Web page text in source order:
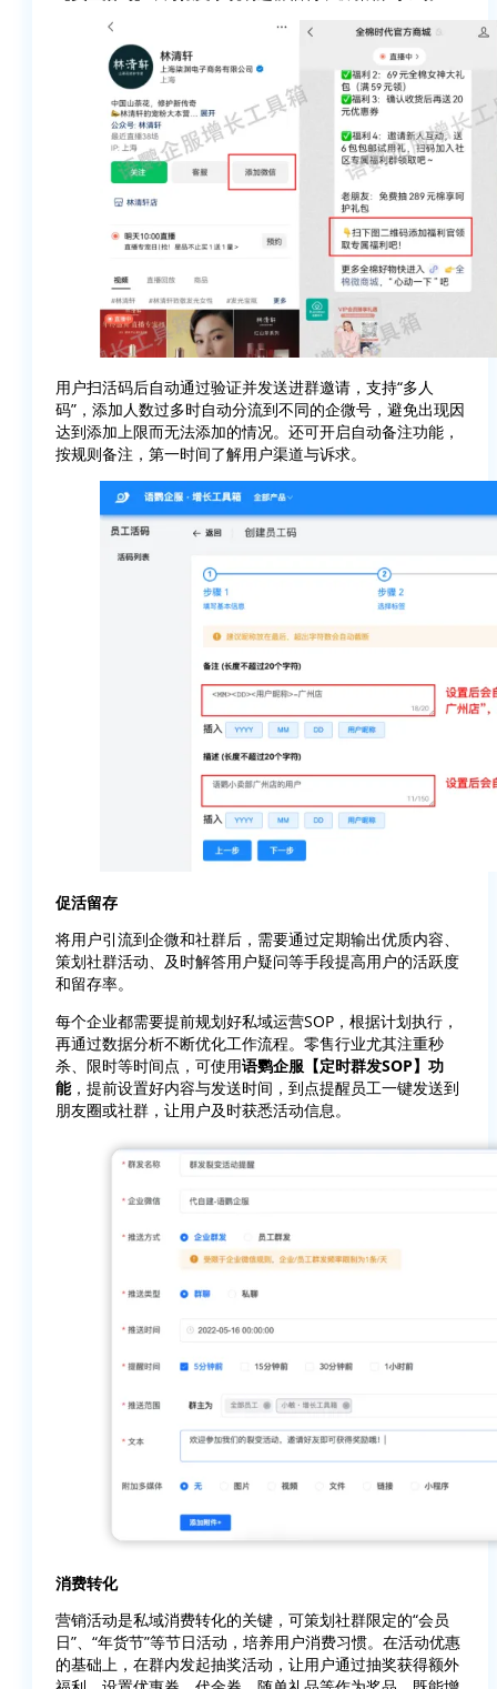
用户扫活码后自动通过验证并发送进群邀请，支持“多人
码”，添加人数过多时自动分流到不同的企微号，避免出现因
达到添加上限而无法添加的情况。还可开启自动备注功能，
按规则备注，第一时间了解用户渠道与诉求。
促活留存
将用户引流到企微和社群后，需要通过定期输出优质内容、
策划社群活动、及时解答用户疑问等手段提高用户的活跃度
和留存率。
每个企业都需要提前规划好私域运营SOP，根据计划执行，
再通过数据分析不断优化工作流程。零售行业尤其注重秒
杀、限时等时间点，可使用语鹦企服【定时群发SOP】功
能，提前设置好内容与发送时间，到点提醒员工一键发送到
朋友圈或社群，让用户及时获悉活动信息。
消费转化
营销活动是私域消费转化的关键，可策划社群限定的“会员
日”、“年货节”等节日活动，培养用户消费习惯。在活动优惠
的基础上，在群内发起抽奖活动，让用户通过抽奖获得额外